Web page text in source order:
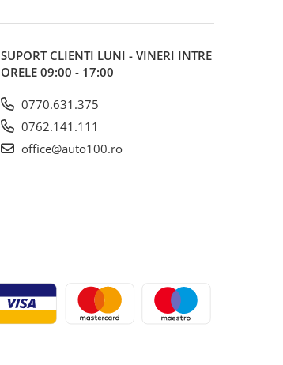
SUPORT CLIENTI LUNI - VINERI INTRE
ORELE 09:00 - 17:00
0770.631.375
0762.141.111
office@auto100.ro